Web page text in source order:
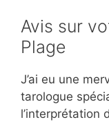
Avis sur
Plage
J’ai eu une
tarologue
l’interprétation